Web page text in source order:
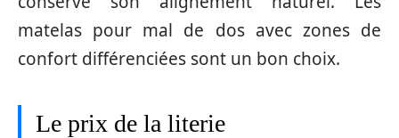
matelas pour mal de dos avec zones de
confort différenciées sont un bon choix.
Le prix de la literie